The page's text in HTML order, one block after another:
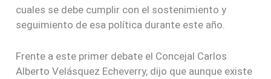
cuales se debe cumplir con el sostenimiento y
seguimiento de esa política durante este año.
Frente a este primer debate el Concejal Carlos
Alberto Velásquez Echeverry, dijo que aunque existe